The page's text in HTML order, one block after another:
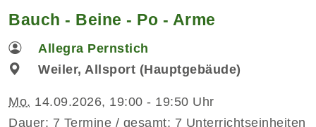
Bauch - Beine - Po - Arme
Allegra Pernstich
Weiler, Allsport (Hauptgebäude)
Mo. 14.09.2026, 19:00 - 19:50 Uhr
Dauer: 7 Termine / gesamt: 7 Unterrichtseinheiten